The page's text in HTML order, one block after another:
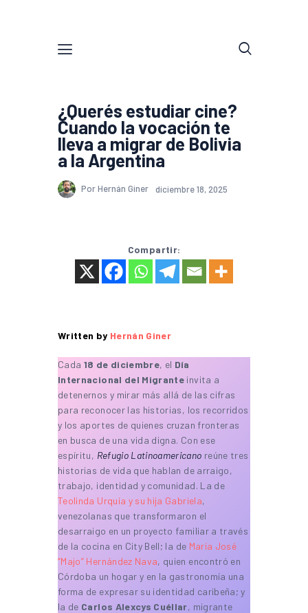
¿Querés estudiar cine?
Cuando la vocación te
lleva a migrar de Bolivia
a la Argentina
Por Hernán Giner diciembre 18, 2025
Compartir:
Written by Hernán Giner
Cada 18 de diciembre, el Día
Internacional del Migrante invita a
detenernos y mirar más allá de las cifras
para reconocer las historias, los recorridos
y los aportes de quienes cruzan fronteras
en busca de una vida digna. Con ese
espíritu, Refugio Latinoamericano reúne tres
historias de vida que hablan de arraigo,
trabajo, identidad y comunidad. La de
Teolinda Urquía y su hija Gabriela,
venezolanas que transformaron el
desarraigo en un proyecto familiar a través
de la cocina en City Bell; la de María José
“Majo” Hernández Nava, quien encontró en
Córdoba un hogar y en la gastronomía una
forma de expresar su identidad caribeña; y
la de Carlos Alexcys Cuéllar, migrante